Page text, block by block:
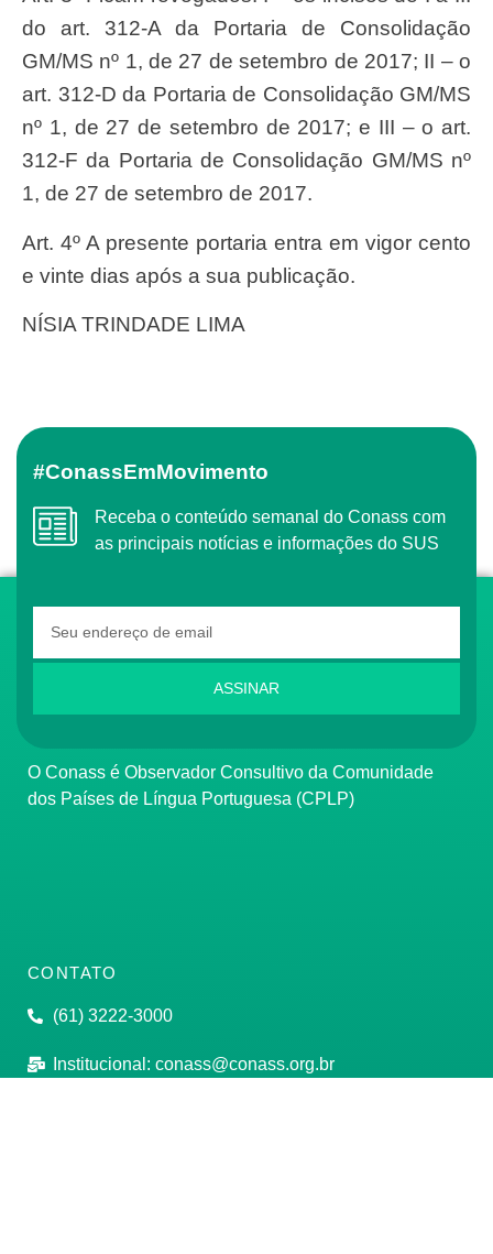
do art. 312-A da Portaria de Consolidação
GM/MS nº 1, de 27 de setembro de 2017; II – o
art. 312-D da Portaria de Consolidação GM/MS
nº 1, de 27 de setembro de 2017; e III – o art.
312-F da Portaria de Consolidação GM/MS nº
1, de 27 de setembro de 2017.
Art. 4º A presente portaria entra em vigor cento
e vinte dias após a sua publicação.
NÍSIA TRINDADE LIMA
#ConassEmMovimento
Receba o conteúdo semanal do Conass com
as principais notícias e informações do SUS
ASSINAR
O Conass é Observador Consultivo da Comunidade
dos Países de Língua Portuguesa (CPLP)
CONTATO
(61) 3222-3000
Institucional: conass@conass.org.br